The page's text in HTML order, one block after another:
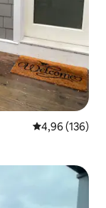
Průměrné
4,96 (136)